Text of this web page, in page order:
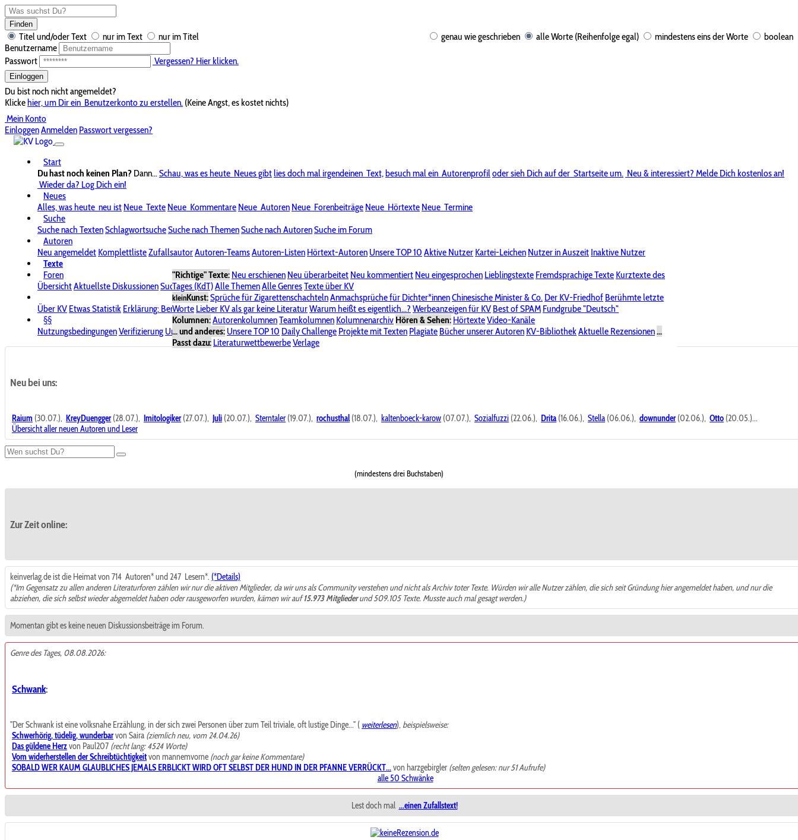
Finden
genau wie geschrieben alle Worte (Reihenfolge egal) mindestens eins der Worte boolean
Titel und/oder Text nur im Text
nur im Titel
Benutzername
Passwort
Vergessen? Hier klicken.
Einloggen
Du bist noch nicht angemeldet?
Klickehier, um Dir ein Benutzerkonto zu erstellen. (Keine Angst, es kostet nichts)
Mein Konto
EinloggenAnmelden Passwort vergessen?
Start
Du hast noch keinen Plan? Dann...Schau, was es heute Neues gibtlies doch mal irgendeinen Text,besuch mal ein Autorenprofiloder sieh Dich auf der Startseite um. Neu & interessiert? Melde Dich kostenlos an!
Wieder da? Log Dich ein!
Neues
Alles, was heute neu ist Neue Texte Neue Kommentare Neue Autoren Neue Forenbeiträge Neue Hörtexte Neue Termine
Suche
Suche nach TextenSchlagwortsucheSuche nach ThemenSuche nach AutorenSuche im Forum
Autoren
Neu angemeldet KomplettlisteZufallsautorAutoren-TeamsAutoren-Listen Hörtext-Autoren Unsere TOP 10 Aktive Nutzer Kartei-Leichen Nutzer in Auszeit Inaktive Nutzer
Texte
"Richtige" Texte: Neu erschienen Neu überarbeitet Neu kommentiert Neu eingesprochen Lieblingstexte Fremdsprachige Texte Kurztexte des
Tages (KdT)Alle ThemenAlle GenresTexte über KV
kleinKunst:Sprüche für ZigarettenschachtelnAnmachsprüche für Dichter*innenChinesische Minister & Co. Der KV-Friedhof Berühmte letzte
Worte Lieber KV als gar keine LiteraturWarum heißt es eigentlich...? Werbeanzeigen für KV Best of SPAM Fundgrube "Deutsch"
Kolumnen:AutorenkolumnenTeamkolumnen Kolumnenarchiv Hören & Sehen: HörtexteVideo-Kanäle
... und anderes: Unsere TOP 10 Daily Challenge Projekte mit Texten Plagiate Bücher unserer Autoren KV-BibliothekAktuelle Rezensionen...
Passt dazu: LiteraturwettbewerbeVerlage
Foren
ÜbersichtAktuellste DiskussionenSuche im ForumBereich "KV-Board"Bereich "Literatur & Schreiberei"
Über KV Etwas Statistik Erklärung: BenutzersymboleSpende für KV Unsere SpenderlisteAlle Wege führen zu KVPasswort vergessen?
§§
NutzungsbedingungenVerifizierung UrheberrechtAvatare & BilderStalkingDatenschutzerklärungImpressum
Neu bei uns:
Raium (30.07.), KreyDuengger(28.07.), Imitologiker(27.07.), Juli (20.07.), Sterntaler (19.07.), rochusthal (18.07.), kaltenboeck-karow (07.07.), Sozialfuzzi (22.06.), Drita (16.06.), Stella (06.06.), downunder(02.06.), Otto (20.05.)...
Übersicht aller neuen Autoren und Leser
(mindestens drei Buchstaben)
Zur Zeit online:
keinverlag.de ist die Heimat von 714 Autoren* und 247 Lesern*. (*Details)
(*Im Gegensatz zu allen anderen Literaturforen zählen wir nur die aktiven Mitglieder, da wir uns als Community verstehen und nicht als Archiv toter Texte. Würden wir alle Nutzer zählen, die sich seit Gründung hier angemeldet haben, und nur die
abziehen, die sich selbst wieder abgemeldet haben oder rausgeworfen wurden, kämen wir auf15.973 Mitgliederund 509.105 Texte. Musste auch mal gesagt werden.)
Momentan gibt es keine neuen Diskussionsbeiträge im Forum.
Genre des Tages, 08.08.2026:
Schwank:
"Der Schwank ist eine volksnahe Erzählung, in der sich zwei Personen über zum Teil triviale, oft lustige Dinge..." ( weiterlesen),beispielsweise:
Schwerhörig, tüdelig, wunderbarvon Saira (ziemlich neu, vom 24.04.26)
Das güldene Herzvon Paul207 (recht lang: 4524 Worte)
Vom widerherstellen der Schreibtüchtigkeitvon mannemvorne (noch gar keine Kommentare)
SOBALD WER KAUM GLAUBLICHES JEMALS ERBLICKT WIRD OFT SELBST DER HUND IN DER PFANNE VERRÜCKT...von harzgebirgler (selten gelesen: nur 51 Aufrufe)
alle 50 Schwänke
Lest doch mal ...einen Zufallstext!